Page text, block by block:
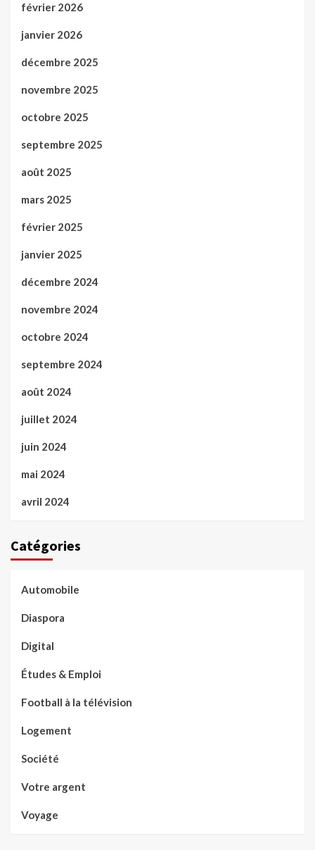
février 2026
janvier 2026
décembre 2025
novembre 2025
octobre 2025
septembre 2025
août 2025
mars 2025
février 2025
janvier 2025
décembre 2024
novembre 2024
octobre 2024
septembre 2024
août 2024
juillet 2024
juin 2024
mai 2024
avril 2024
Catégories
Automobile
Diaspora
Digital
Études & Emploi
Football à la télévision
Logement
Société
Votre argent
Voyage